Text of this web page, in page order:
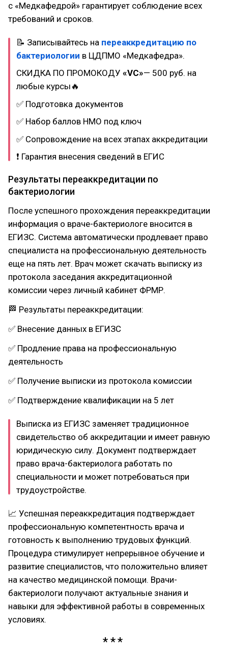
с «Медкафедрой» гарантирует соблюдение всех
требований и сроков.
📝 Записывайтесь на переаккредитацию по
бактериологии в ЦДПМО «Медкафедра».
СКИДКА ПО ПРОМОКОДУ «VC»— 500 руб. на
любые курсы🔥
✅ Подготовка документов
✅ Набор баллов НМО под ключ
✅ Сопровождение на всех этапах аккредитации
❗ Гарантия внесения сведений в ЕГИС
Результаты переаккредитации по
бактериологии
После успешного прохождения переаккредитации
информация о враче-бактериологе вносится в
ЕГИЗС. Система автоматически продлевает право
специалиста на профессиональную деятельность
еще на пять лет. Врач может скачать выписку из
протокола заседания аккредитационной
комиссии через личный кабинет ФРМР.
🏁 Результаты переаккредитации:
✅ Внесение данных в ЕГИЗС
✅ Продление права на профессиональную
деятельность
✅ Получение выписки из протокола комиссии
✅ Подтверждение квалификации на 5 лет
Выписка из ЕГИЗС заменяет традиционное
свидетельство об аккредитации и имеет равную
юридическую силу. Документ подтверждает
право врача-бактериолога работать по
специальности и может потребоваться при
трудоустройстве.
📈 Успешная переаккредитация подтверждает
профессиональную компетентность врача и
готовность к выполнению трудовых функций.
Процедура стимулирует непрерывное обучение и
развитие специалистов, что положительно влияет
на качество медицинской помощи. Врачи-
бактериологи получают актуальные знания и
навыки для эффективной работы в современных
условиях.